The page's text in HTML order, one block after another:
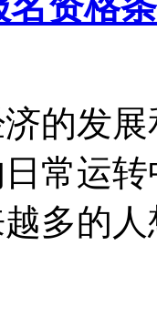
的发
常运
多的